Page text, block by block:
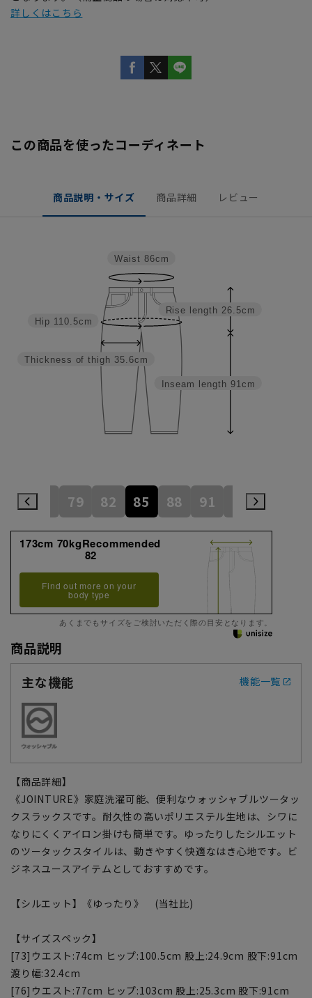
詳しくはこちら
この商品を使ったコーディネート
商品説明・サイズ 商品詳細 レビュー
Inseam length 91cm
Rise length 26.5cm
Thickness of thigh 35.6cm
Hip 110.5cm
Waist 86cm
76 79 82 85 88 91 94
173cm 70kgRecommended
82
Find out more on your
body type
あくまでもサイズをご検討いただく際の目安となります。
商品説明
主な機能
機能一覧
【商品詳細】
《JOINTURE》家庭洗濯可能、便利なウォッシャブルツータッ
クスラックスです。耐久性の高いポリエステル生地は、シワに
なりにくくアイロン掛けも簡単です。ゆったりしたシルエット
のツータックスタイルは、動きやすく快適なはき心地です。ビ
ジネスユースアイテムとしておすすめです。
【シルエット】《ゆったり》 (当社比)
【サイズスペック】
[73]ウエスト:74cm ヒップ:100.5cm 股上:24.9cm 股下:91cm
渡り幅:32.4cm
[76]ウエスト:77cm ヒップ:103cm 股上:25.3cm 股下:91cm